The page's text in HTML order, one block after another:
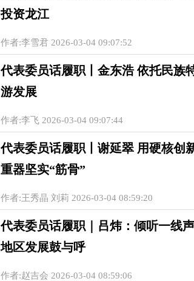
投资龙江
作者:李雪君 2026-03-04 09:07:52
代表委员话履职丨金东浩 依托民族
游发展
作者:李飞 2026-03-04 09:07:44
代表委员话履职丨谢延翠 用硬核创
重器坚实“筋骨”
作者:王秀晶 刘莉 2026-03-04 08:59:20
代表委员话履职｜吕炜：倾听一线
地区发展鼓与呼
作者:赵吉会 2026-03-04 08:59:06